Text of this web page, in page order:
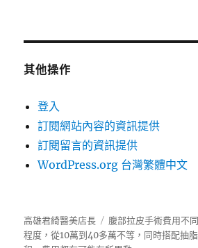
其他操作
登入
訂閱網站內容的資訊提供
訂閱留言的資訊提供
WordPress.org 台灣繁體中文
高雄君綺醫美店長
腹部拉皮手術費用不
程度，從10萬到40多萬不等，同時搭配抽